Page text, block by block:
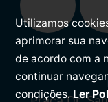
Utilizamos
aprimorar sua
de acordo com a
continuar
condições.Ler